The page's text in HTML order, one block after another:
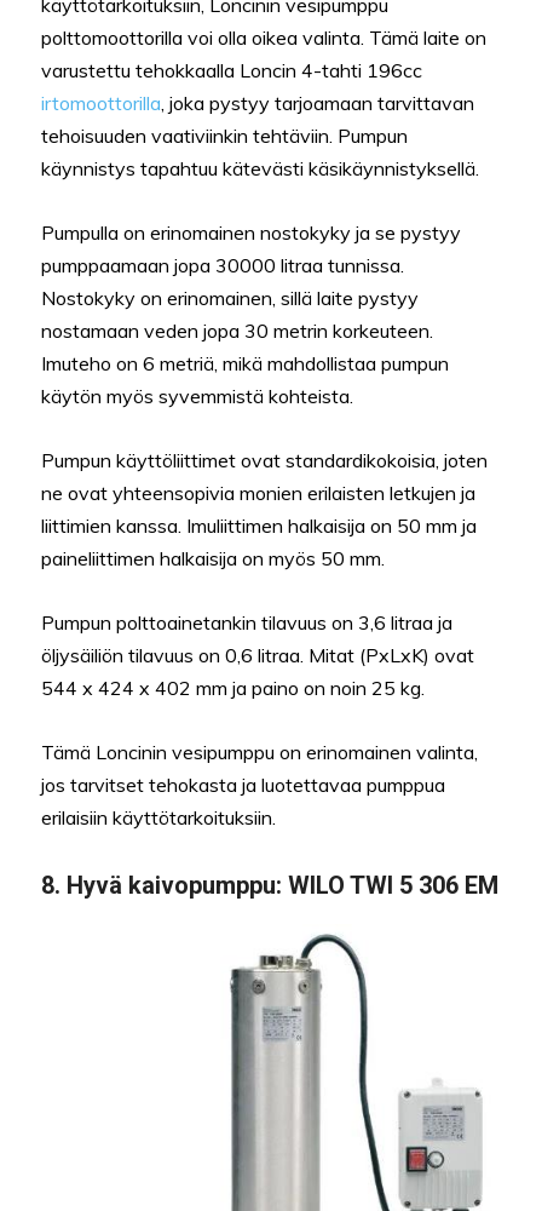
polttomoottorilla voi olla oikea valinta. Tämä laite on
varustettu tehokkaalla Loncin 4-tahti 196cc
irtomoottorilla , joka pystyy tarjoamaan tarvittavan
tehoisuuden vaativiinkin tehtäviin. Pumpun
käynnistys tapahtuu kätevästi käsikäynnistyksellä.
Pumpulla on erinomainen nostokyky ja se pystyy
pumppaamaan jopa 30000 litraa tunnissa.
Nostokyky on erinomainen, sillä laite pystyy
nostamaan veden jopa 30 metrin korkeuteen.
Imuteho on 6 metriä, mikä mahdollistaa pumpun
käytön myös syvemmistä kohteista.
Pumpun käyttöliittimet ovat standardikokoisia, joten
ne ovat yhteensopivia monien erilaisten letkujen ja
liittimien kanssa. Imuliittimen halkaisija on 50 mm ja
paineliittimen halkaisija on myös 50 mm.
Pumpun polttoainetankin tilavuus on 3,6 litraa ja
öljysäiliön tilavuus on 0,6 litraa. Mitat (PxLxK) ovat
544 x 424 x 402 mm ja paino on noin 25 kg.
Tämä Loncinin vesipumppu on erinomainen valinta,
jos tarvitset tehokasta ja luotettavaa pumppua
erilaisiin käyttötarkoituksiin.
8. Hyvä kaivopumppu: WILO TWI 5 306 EM